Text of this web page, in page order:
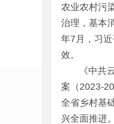
农业农村污
治理，基本
年7月，习
效。
《中共
案（2023-
全省乡村基
兴全面推进